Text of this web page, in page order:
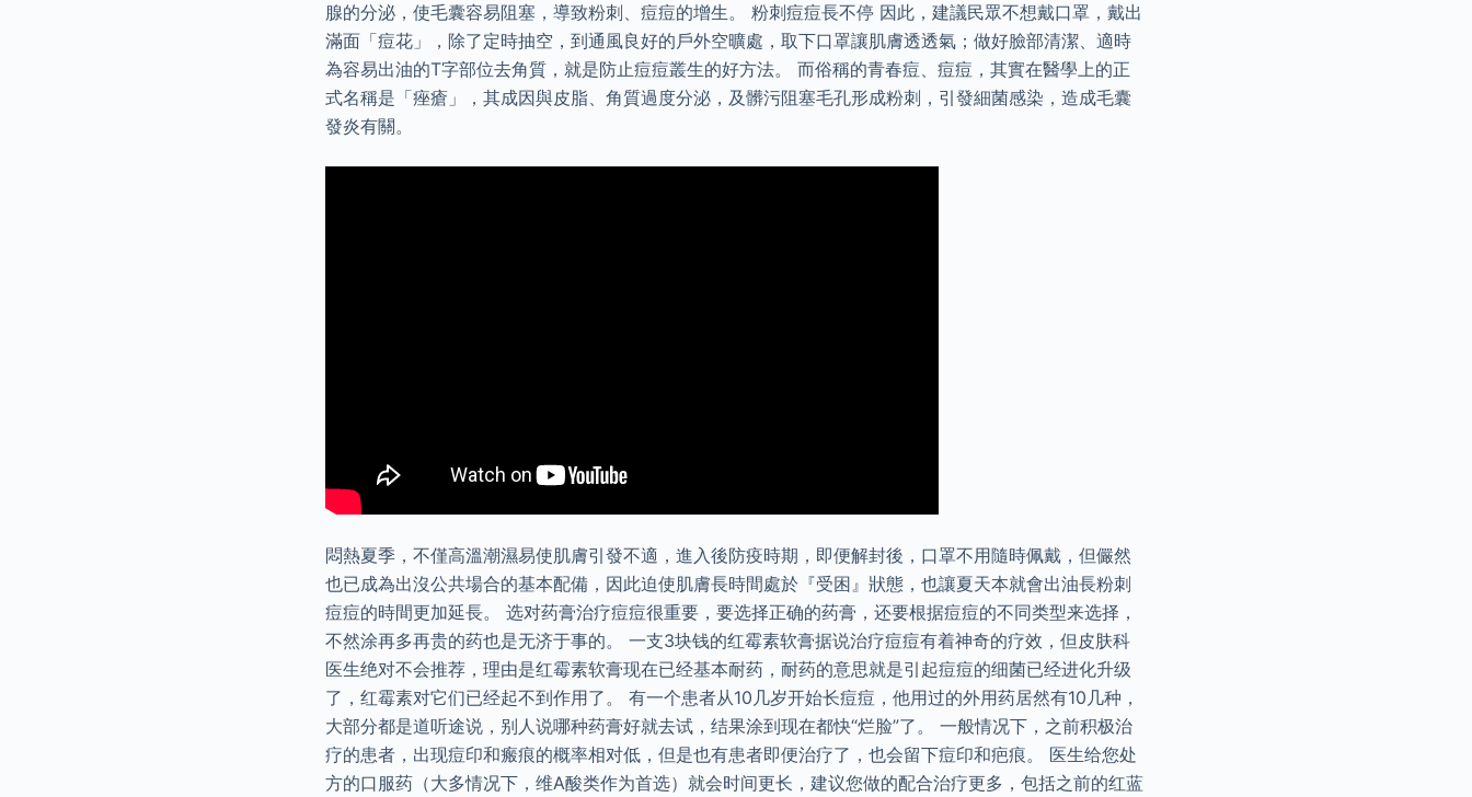
腺的分泌，使毛囊容易阻塞，導致粉刺、痘痘的增生。 粉刺痘痘長不停 因此，建議民眾不想戴口罩，戴出
滿面「痘花」，除了定時抽空，到通風良好的戶外空曠處，取下口罩讓肌膚透透氣；做好臉部清潔、適時
為容易出油的T字部位去角質，就是防止痘痘叢生的好方法。 而俗稱的青春痘、痘痘，其實在醫學上的正
式名稱是「痤瘡」，其成因與皮脂、角質過度分泌，及髒污阻塞毛孔形成粉刺，引發細菌感染，造成毛囊
發炎有關。
悶熱夏季，不僅高溫潮濕易使肌膚引發不適，進入後防疫時期，即便解封後，口罩不用隨時佩戴，但儼然
也已成為出沒公共場合的基本配備，因此迫使肌膚長時間處於『受困』狀態，也讓夏天本就會出油長粉刺
痘痘的時間更加延長。 选对药膏治疗痘痘很重要，要选择正确的药膏，还要根据痘痘的不同类型来选择，
不然涂再多再贵的药也是无济于事的。 一支3块钱的红霉素软膏据说治疗痘痘有着神奇的疗效，但皮肤科
医生绝对不会推荐，理由是红霉素软膏现在已经基本耐药，耐药的意思就是引起痘痘的细菌已经进化升级
了，红霉素对它们已经起不到作用了。 有一个患者从10几岁开始长痘痘，他用过的外用药居然有10几种，
大部分都是道听途说，别人说哪种药膏好就去试，结果涂到现在都快“烂脸”了。 一般情况下，之前积极治
疗的患者，出现痘印和瘢痕的概率相对低，但是也有患者即便治疗了，也会留下痘印和疤痕。 医生给您处
方的口服药（大多情况下，维A酸类作为首选）就会时间更长，建议您做的配合治疗更多，包括之前的红蓝